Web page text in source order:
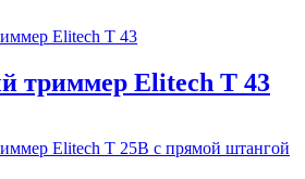
триммер Elitech Т 43